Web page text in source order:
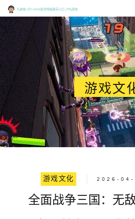
游戏文
游戏文化 2026-04-
全面战争三国：无